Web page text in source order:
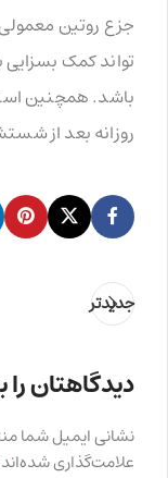
جزع روتین
تواند کمک
باشد. همچنین
روزانه بعد از
جدیدتر
دیدگاهتان
نشانی ایمیل شما
علامت‌گذاری شده‌اند